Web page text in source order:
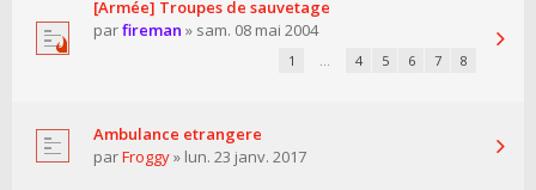
[Armée] Troupes de sauvetage
parfireman » sam. 08 mai 2004
1 … 4 5 6 7 8
Ambulance etrangere
parFroggy» lun. 23 janv. 2017